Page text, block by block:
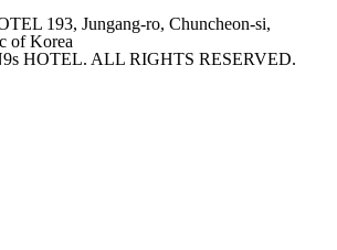
193, Jungang-ro, Chuncheon-si,
of Korea
HOTEL. ALL RIGHTS RESERVED.